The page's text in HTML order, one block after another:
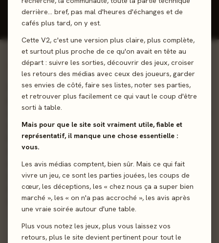
derrière… bref, pas mal d'heures d'échanges et de
cafés plus tard, on y est.
Cette V2, c'est une version plus claire, plus complète,
et surtout plus proche de ce qu'on avait en tête au
départ : suivre les sorties, découvrir des jeux, croiser
les retours des médias avec ceux des joueurs, garder
ses envies de côté, faire ses listes, noter ses parties,
et retrouver plus facilement ce qui vaut le coup d'être
sorti à table.
Mais pour que le site soit vraiment utile, fiable et
représentatif, il manque une chose essentielle :
vous.
Les avis médias comptent, bien sûr. Mais ce qui fait
vivre un jeu, ce sont les parties jouées, les coups de
cœur, les déceptions, les « chez nous ça a super bien
marché », les « on n'a pas accroché », les avis après
une vraie soirée autour d'une table.
Plus vous notez les jeux, plus vous laissez vos
retours, plus le site devient pertinent pour tout le
Donner mon avis
01 - LE JEU
Ruez, trahissez... Ici, l'honneur n'a pas sa place : seuls les
joueurs les plus sournois, audacieux et impitoyables auront
une chance de gagner. Dans Kouba, les joueurs s'affrontent
dans un tournoi sans merci, où chaque duel peut renverser
le cours de la partie. Lancez les dés, utilisez vos cartes
avec discernement et piégez vos adversaires avant qu'ils
ne vous dominent. Mais attention… chaque défaite vous
rapporte un KOUBA, une pénalité qui vous rapproche
dangereusement de l'élimination. Bluffez, manipulez et
trahissez au bon moment, car ici, tout est permis !
Affrontement Dés